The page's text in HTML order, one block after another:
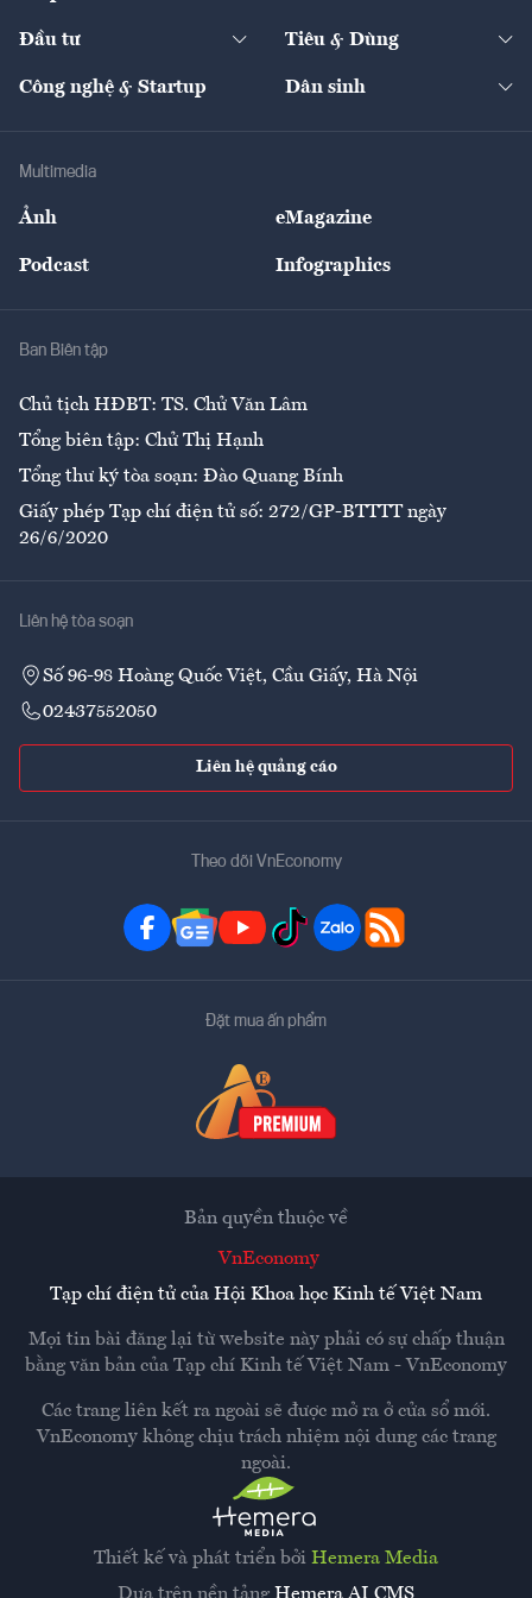
Start-up
Quản trị số
Tư vấn
Thị trường
Nông sản
The Guide
Đầu tư Tiêu & Dùng
Giải trí
Công nghệ & Startup Dân sinh
Multimedia
Ảnh eMagazine
Podcast Infographics
Ban Biên tập
Chủ tịch HĐBT: TS. Chử Văn Lâm
Tổng biên tập: Chử Thị Hạnh
Tổng thư ký tòa soạn: Đào Quang Bính
Giấy phép Tạp chí điện tử số: 272/GP-BTTTT ngày
26/6/2020
Liên hệ tòa soạn
Số 96-98 Hoàng Quốc Việt, Cầu Giấy, Hà Nội
02437552050
Liên hệ quảng cáo
Theo dõi VnEconomy
Đặt mua ấn phẩm
Thiết kế và phát triển bởi Hemera Media
Dựa trên nền tảng Hemera AI CMS
Bản quyền thuộc về
VnEconomy
Tạp chí điện tử của Hội Khoa học Kinh tế Việt Nam
Mọi tin bài đăng lại từ website này phải có sự chấp thuận
bằng văn bản của Tạp chí Kinh tế Việt Nam - VnEconomy
Các trang liên kết ra ngoài sẽ được mở ra ở cửa sổ mới.
VnEconomy không chịu trách nhiệm nội dung các trang
ngoài.